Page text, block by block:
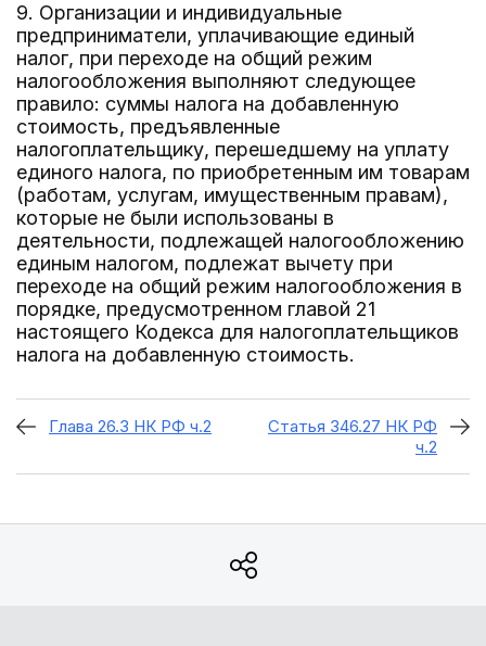
9. Организации и индивидуальные
предприниматели, уплачивающие единый
налог, при переходе на общий режим
налогообложения выполняют следующее
правило: суммы налога на добавленную
стоимость, предъявленные
налогоплательщику, перешедшему на уплату
единого налога, по приобретенным им товарам
(работам, услугам, имущественным правам),
которые не были использованы в
деятельности, подлежащей налогообложению
единым налогом, подлежат вычету при
переходе на общий режим налогообложения в
порядке, предусмотренном главой 21
настоящего Кодекса для налогоплательщиков
налога на добавленную стоимость.
Глава 26.3 НК РФ ч.2
Статья 346.27 НК РФ
ч.2